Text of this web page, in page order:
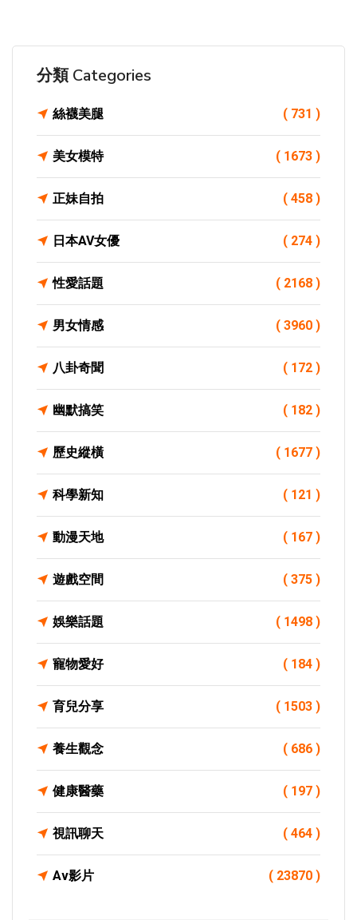
分類 Categories
絲襪美腿 ( 731 )
美女模特 ( 1673 )
正妹自拍 ( 458 )
日本AV女優 ( 274 )
性愛話題 ( 2168 )
男女情感 ( 3960 )
八卦奇聞 ( 172 )
幽默搞笑 ( 182 )
歷史縱橫 ( 1677 )
科學新知 ( 121 )
動漫天地 ( 167 )
遊戲空間 ( 375 )
娛樂話題 ( 1498 )
寵物愛好 ( 184 )
育兒分享 ( 1503 )
養生觀念 ( 686 )
健康醫藥 ( 197 )
視訊聊天 ( 464 )
Av影片 ( 23870 )